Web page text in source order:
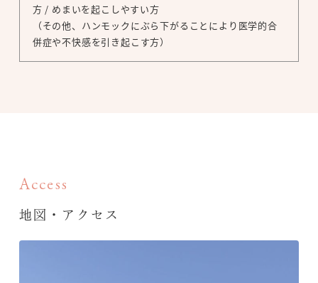
方 / めまいを起こしやすい方
（その他、ハンモックにぶら下がることにより医学的合
併症や不快感を引き起こす方）
Access
地図・アクセス